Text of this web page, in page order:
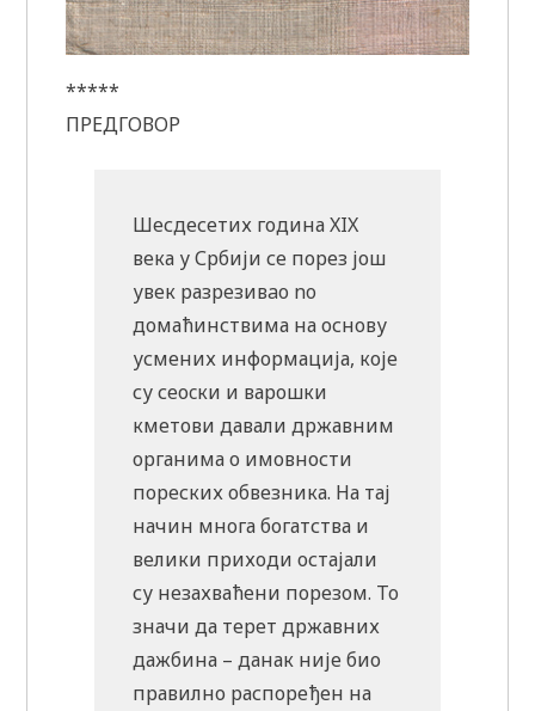
*****
ПРЕДГОВОР
Шесдесетих година XIX
века у Србији се порез још
увек разрезивao no
домаћинствима на основу
усмених информација, које
су сеоcки и варошки
кметови давали државним
органима о имовности
пореских обвезника. На тај
начин многа богатства и
велики приходи остајали
су незахваћени порезом. To
значи да терет државних
дажбина – данак није био
правилно распоређен на